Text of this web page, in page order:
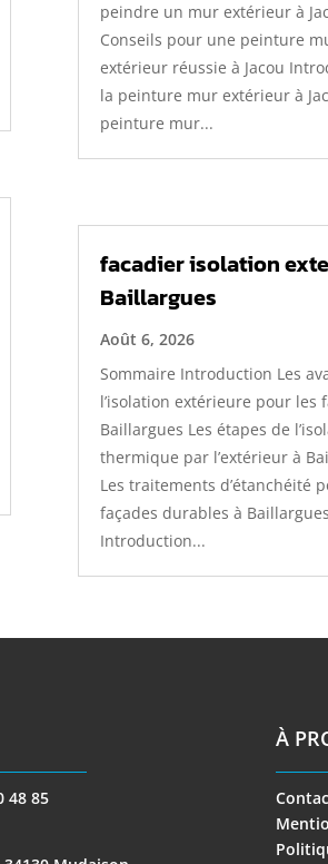
peindre un mur extérieur à
Conseils pour une peinture
extérieur réussie à Jacou
la peinture mur extérieur à
peinture mur...
facadier isolation
Baillargues
Août 6, 2026
Sommaire Introduction Les
l’isolation extérieure pour les
Baillargues Les étapes de
thermique par l’extérieur à
Les traitements d’étanchéité
façades durables à Baillargues
Introduction...
48 85
À